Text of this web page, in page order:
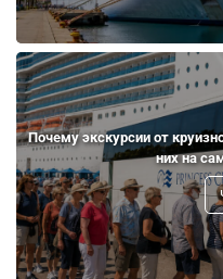
Почему экскурсии от
них на